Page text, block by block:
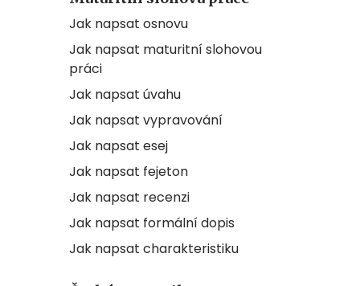
Jak napsat osnovu
Jak napsat maturitní slohovou
práci
Jak napsat úvahu
Jak napsat vypravování
Jak napsat esej
Jak napsat fejeton
Jak napsat recenzi
Jak napsat formální dopis
Jak napsat charakteristiku